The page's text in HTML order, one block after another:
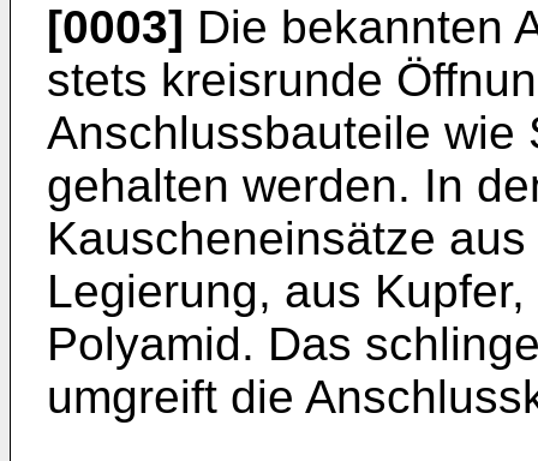
[0003] Die bekannten
stets kreisrunde
Anschlussbauteile wie
gehalten werden. In
Kauscheneinsätze
Legierung, aus
Polyamid. Das
umgreift die